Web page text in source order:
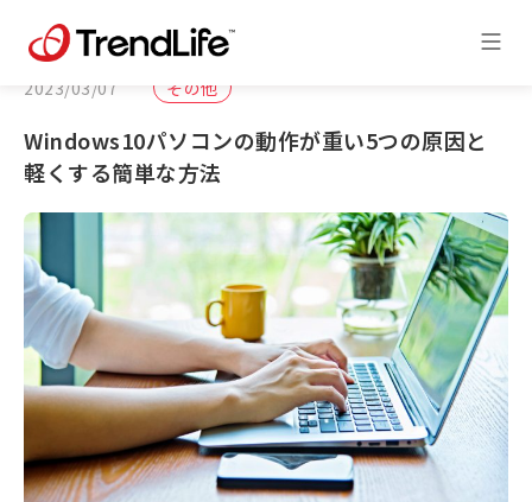
2023/03/07 その他
Windows10パソコンの動作が重い5つの原因と
軽くする簡単な方法